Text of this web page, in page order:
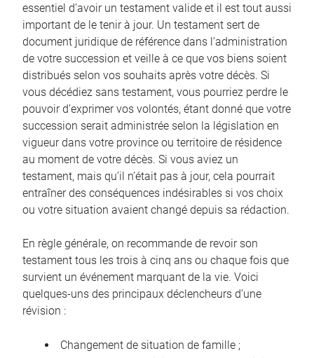
essentiel d’avoir un testament valide et il est tout aussi
important de le tenir à jour. Un testament sert de
document juridique de référence dans l’administration
de votre succession et veille à ce que vos biens soient
distribués selon vos souhaits après votre décès. Si
vous décédiez sans testament, vous pourriez perdre le
pouvoir d’exprimer vos volontés, étant donné que votre
succession serait administrée selon la législation en
vigueur dans votre province ou territoire de résidence
au moment de votre décès. Si vous aviez un
testament, mais qu’il n’était pas à jour, cela pourrait
entraîner des conséquences indésirables si vos choix
ou votre situation avaient changé depuis sa rédaction.
En règle générale, on recommande de revoir son
testament tous les trois à cinq ans ou chaque fois que
survient un événement marquant de la vie. Voici
quelques-uns des principaux déclencheurs d’une
révision :
Changement de situation de famille ;